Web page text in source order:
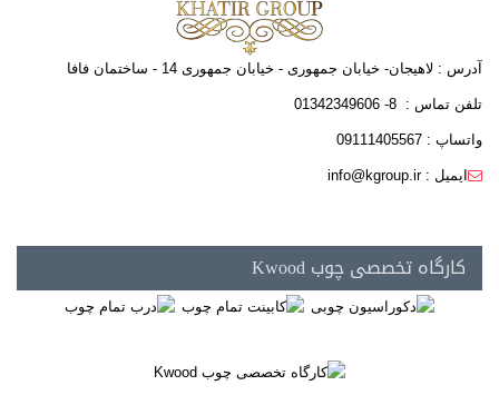
آدرس : لاهیجان- خیابان جمهوری - خیابان جمهوری 14 - ساختمان فافا
تلفن تماس : 8- 01342349606
واتساپ : 09111405567
ایمیل : info@kgroup.ir
کارگاه تخصصی چوب Kwood